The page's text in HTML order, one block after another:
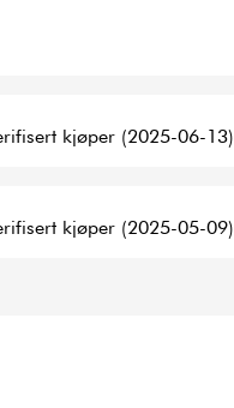
kjøper (2025-06-13)
kjøper (2025-05-09)